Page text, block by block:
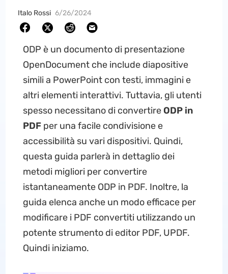
Italo Rossi 6/26/2024
ODP è un documento di presentazione
OpenDocument che include diapositive
simili a PowerPoint con testi, immagini e
altri elementi interattivi. Tuttavia, gli utenti
spesso necessitano di convertire ODP in
PDFper una facile condivisione e
accessibilità su vari dispositivi. Quindi,
questa guida parlerà in dettaglio dei
metodi migliori per convertire
istantaneamente ODP in PDF. Inoltre, la
guida elenca anche un modo efficace per
modificare i PDF convertiti utilizzando un
potente strumento di editor PDF, UPDF.
Quindi iniziamo.